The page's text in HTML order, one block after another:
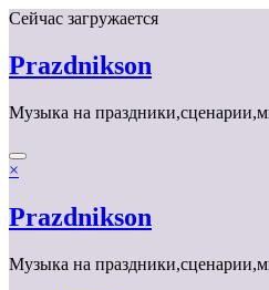
Перейти
содержимому
Сейчас загружается
Prazdnikson
Музыка на
×
Prazdnikson
Музыка на